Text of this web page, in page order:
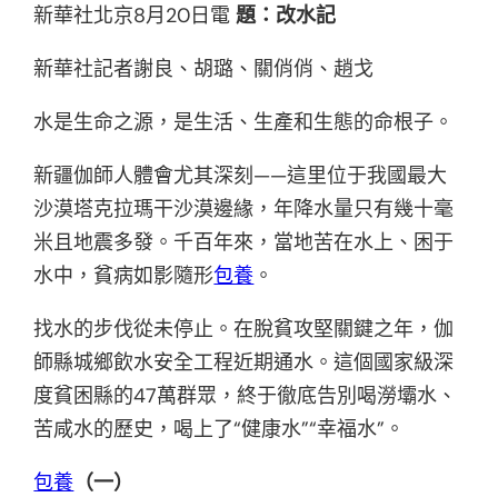
新華社北京8月20日電題：改水記
新華社記者謝良、胡璐、關俏俏、趙戈
水是生命之源，是生活、生產和生態的命根子。
新疆伽師人體會尤其深刻——這里位于我國最大
沙漠塔克拉瑪干沙漠邊緣，年降水量只有幾十毫
米且地震多發。千百年來，當地苦在水上、困于
水中，貧病如影隨形包養 。
找水的步伐從未停止。在脫貧攻堅關鍵之年，伽
師縣城鄉飲水安全工程近期通水。這個國家級深
度貧困縣的47萬群眾，終于徹底告別喝澇壩水、
苦咸水的歷史，喝上了“健康水”“幸福水”。
包養 （一）